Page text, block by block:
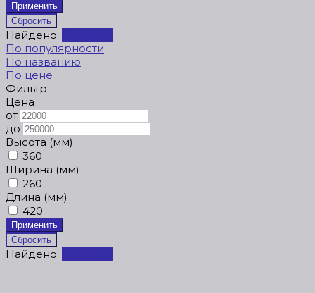
Найдено:
По популярности
По названию
По цене
Фильтр
Цена
от
до
Высота (мм)
360
Ширина (мм)
260
Длина (мм)
420
Найдено: